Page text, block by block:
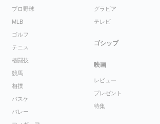
プロ野球
MLB
ゴルフ
テニス
格闘技
競馬
相撲
バスケ
バレー
グラビア
テレビ
ゴシップ
映画
レビュー
プレゼント
特集